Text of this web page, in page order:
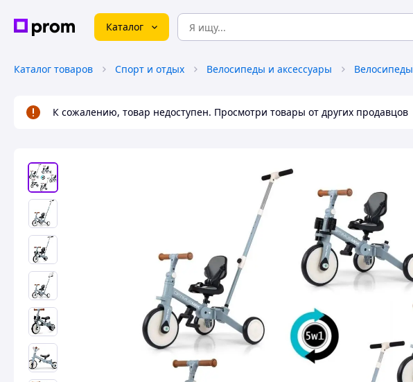
Каталог
Каталог товаров Спорт и отдых Велосипеды и аксессуары Велосипеды
К сожалению, товар недоступен. Просмотри товары от других продавцов